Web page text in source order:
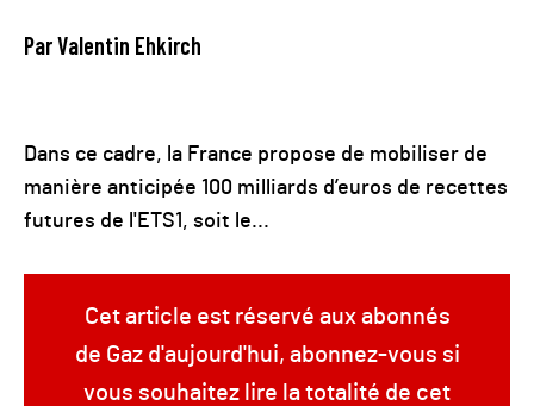
Par Valentin Ehkirch
Dans ce cadre, la France propose de mobiliser de
manière anticipée 100 milliards d’euros de recettes
futures de l'ETS1, soit le...
Cet article est réservé aux abonnés
de Gaz d'aujourd'hui, abonnez-vous si
vous souhaitez lire la totalité de cet